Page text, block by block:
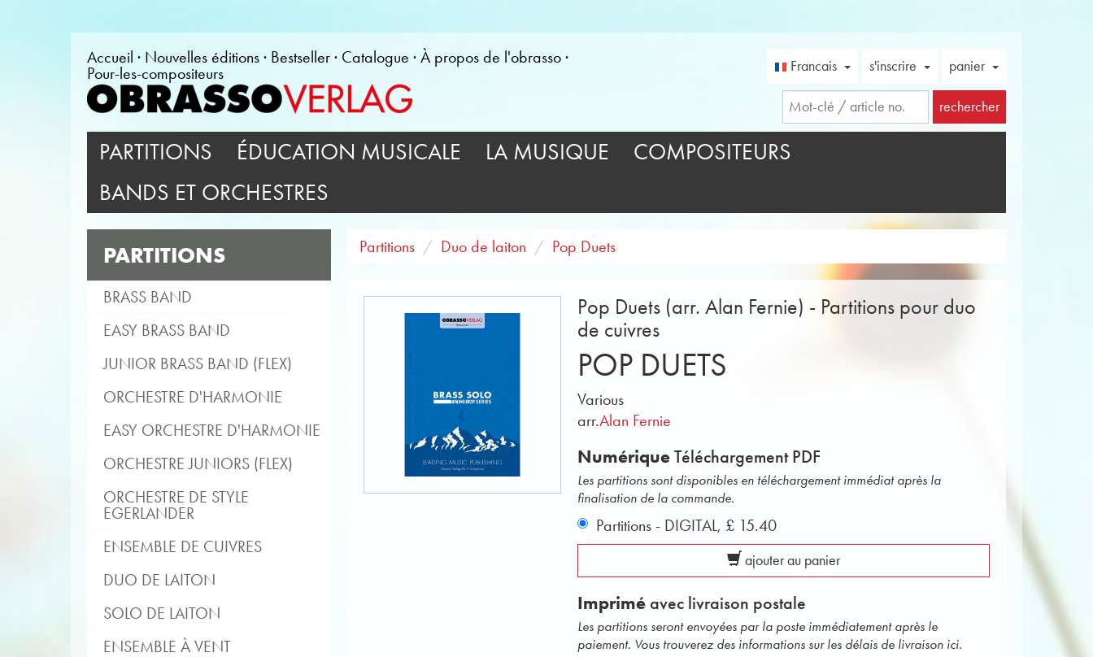
Accueil Nouvelles éditions Bestseller Catalogue
À propos de l'obrasso
Pour-les-compositeurs
Francais s'inscrire panier
rechercher
PARTITIONS ÉDUCATION MUSICALE LA MUSIQUE
COMPOSITEURS
BANDS ET ORCHESTRES
PARTITIONS
BRASS BAND
EASY BRASS BAND
JUNIOR BRASS BAND (FLEX)
ORCHESTRE D'HARMONIE
EASY ORCHESTRE D'HARMONIE
ORCHESTRE JUNIORS (FLEX)
ORCHESTRE DE STYLE
EGERLANDER
ENSEMBLE DE CUIVRES
DUO DE LAITON
SOLO DE LAITON
ENSEMBLE À VENT
Partitions Duo de laiton Pop Duets
Pop Duets (arr. Alan Fernie) - Partitions pour duo
de cuivres
POP DUETS
Various
arr.Alan Fernie
NumériqueTéléchargement PDF
Les partitions sont disponibles en téléchargement immédiat après la
finalisation de la commande.
Partitions - DIGITAL, £ 15.40
ajouter au panier
Imprimé avec livraison postale
Les partitions seront envoyées par la poste immédiatement après le
paiement. Vous trouverez des informations sur les délais de livraison ici.